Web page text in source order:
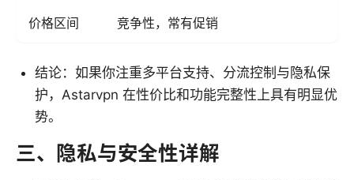
价格区间 竞争性，常有促销
结论：如果你注重多平台支持、分流控制与隐私保
护，Astarvpn 在性价比和功能完整性上具有明显优
势。
三、隐私与安全性详解